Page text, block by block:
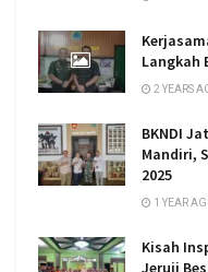
Langkah
2 YEARS
BKNDI
Mandiri,
2025
1 YEAR
Kisah
Jeruji